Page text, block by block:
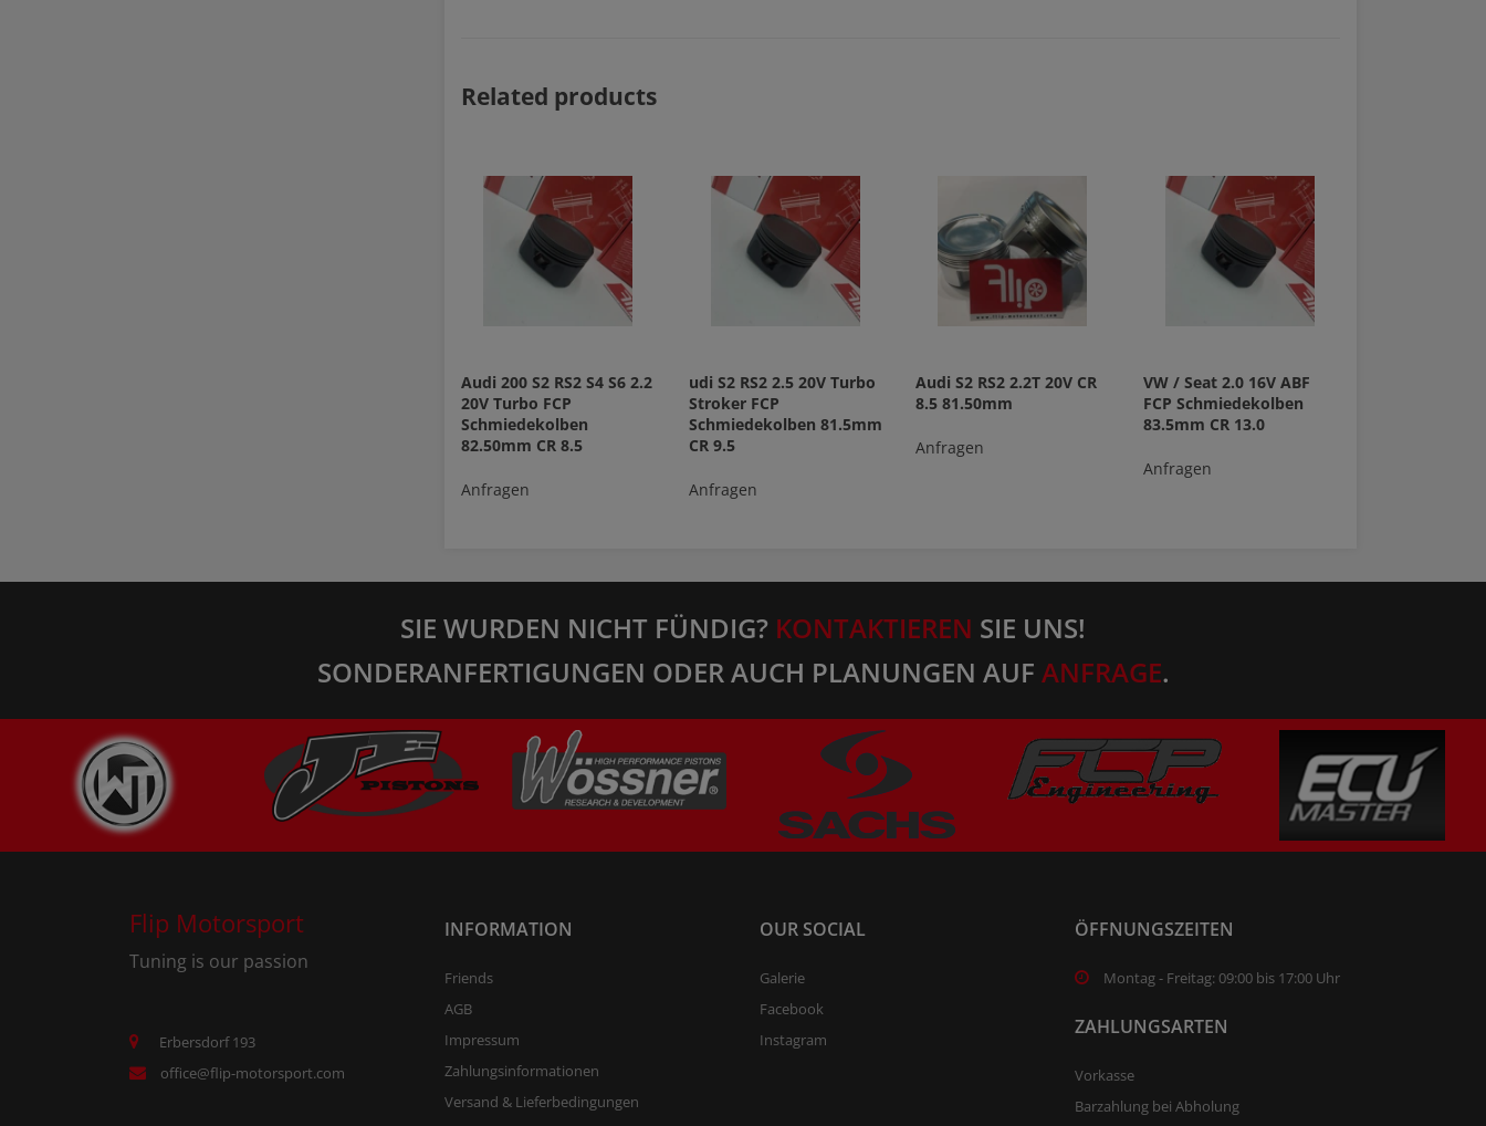
Related products
Audi 200 S2 RS2 S4 S6 2.2
20V Turbo FCP
Schmiedekolben
82.50mm CR 8.5
Anfragen
udi S2 RS2 2.5 20V Turbo
Stroker FCP
Schmiedekolben 81.5mm
CR 9.5
Anfragen
Audi S2 RS2 2.2T 20V CR
8.5 81.50mm
Anfragen
VW / Seat 2.0 16V ABF
FCP Schmiedekolben
83.5mm CR 13.0
Anfragen
SIE WURDEN NICHT FÜNDIG? KONTAKTIEREN SIE UNS!
SONDERANFERTIGUNGEN ODER AUCH PLANUNGEN AUF ANFRAGE.
Flip Motorsport
Tuning is our passion
Erbersdorf 193
office@flip-motorsport.com
INFORMATION
Friends
AGB
Impressum
Zahlungsinformationen
Versand & Lieferbedingungen
OUR SOCIAL
Galerie
Facebook
Instagram
ÖFFNUNGSZEITEN
Montag - Freitag: 09:00 bis 17:00 Uhr
ZAHLUNGSARTEN
Vorkasse
Barzahlung bei Abholung